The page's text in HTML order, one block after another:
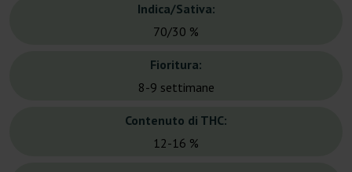
Indica/Sativa:
70/30 %
Fioritura:
8-9 settimane
Contenuto di THC:
12-16 %